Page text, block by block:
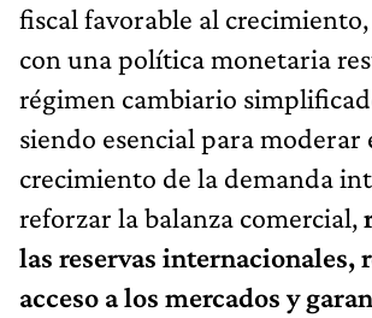
fiscal favorable al
con una política monetaria
régimen cambiario
siendo esencial para moderar
crecimiento de la demanda
reforzar la balanza comercial,
las reservas internacionales,
acceso a los mercados y